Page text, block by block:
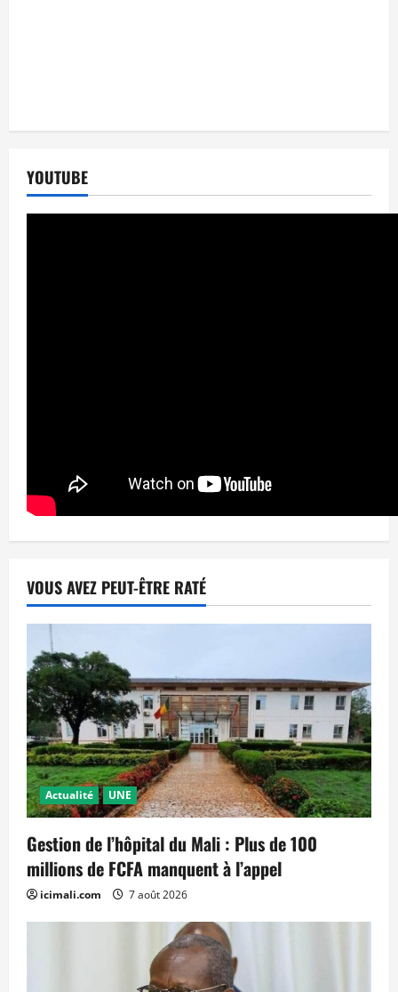
YOUTUBE
VOUS AVEZ PEUT-ÊTRE RATÉ
Actualité UNE
Gestion de l’hôpital du Mali : Plus de 100
millions de FCFA manquent à l’appel
icimali.com 7 août 2026